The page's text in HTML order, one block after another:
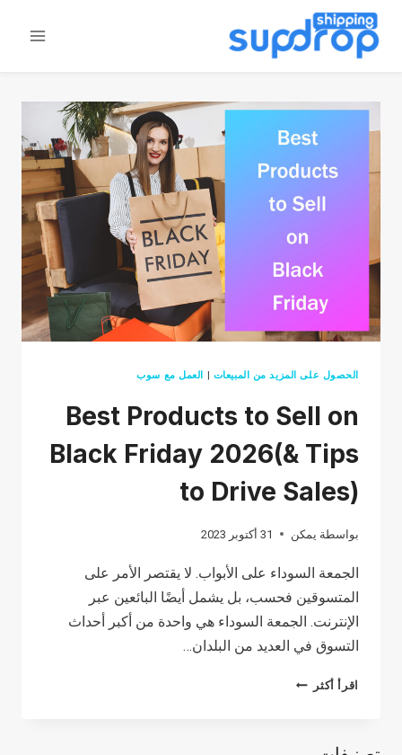
تخطى
المحتوى
الحصول على المزيد من المبيعات | العمل مع سوب
Best Products to Sell on
Black Friday 2026(& Tips
to Drive Sales)
بواسطة يمكن 31 أكتوبر 2023
الجمعة السوداء على الأبواب. لا يقتصر الأمر على
المتسوقين فحسب، بل يشمل أيضًا البائعين عبر
الإنترنت. الجمعة السوداء هي واحدة من أكبر أحداث
التسوق في العديد من البلدان…
اقرأ أكثر
BEST